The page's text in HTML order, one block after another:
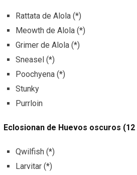
Rattata de Alola (*)
Meowth de Alola (*)
Grimer de Alola (*)
Sneasel (*)
Poochyena (*)
Stunky
Purrloin
Eclosionan de Huevos oscuros (12
Qwilfish (*)
Larvitar (*)